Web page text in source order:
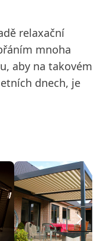
relaxační
mnoha
aby na takovém
dnech, je